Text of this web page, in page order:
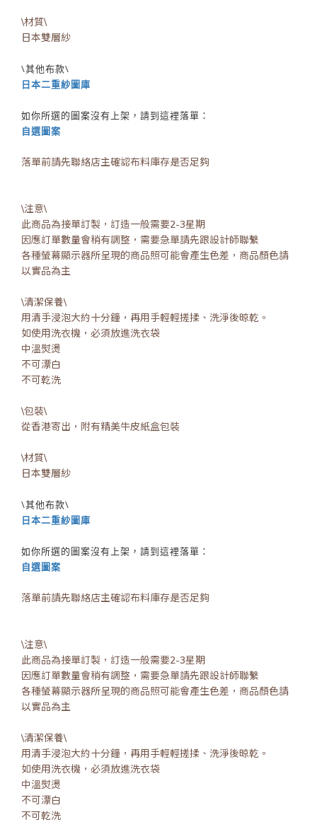
\材質\
日本雙層紗
\其他布款\
日本二重紗圖庫
如你所選的圖案沒有上架，請到這裡落單：
自選圖案
落單前請先聯絡店主確認布料庫存是否足夠
\注意\
此商品為接單訂製，訂造一般需要2-3星期
因應訂單數量會稍有調整，需要急單請先跟設計師聯繫
各種螢幕顯示器所呈現的商品照可能會產生色差，商品顏色請
以實品為主
\清潔保養\
用清手浸泡大約十分鐘，再用手輕輕搓揉、洗淨後晾乾。
如使用洗衣機，必須放進洗衣袋
中溫熨燙
不可漂白
不可乾洗
\包裝\
從香港寄出，附有精美牛皮紙盒包裝
\材質\
日本雙層紗
\其他布款\
日本二重紗圖庫
如你所選的圖案沒有上架，請到這裡落單：
自選圖案
落單前請先聯絡店主確認布料庫存是否足夠
\注意\
此商品為接單訂製，訂造一般需要2-3星期
因應訂單數量會稍有調整，需要急單請先跟設計師聯繫
各種螢幕顯示器所呈現的商品照可能會產生色差，商品顏色請
以實品為主
\清潔保養\
用清手浸泡大約十分鐘，再用手輕輕搓揉、洗淨後晾乾。
如使用洗衣機，必須放進洗衣袋
中溫熨燙
不可漂白
不可乾洗